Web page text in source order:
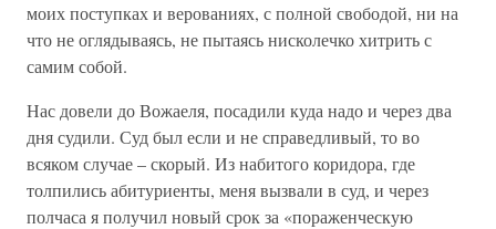
моих поступках и верованиях, с полной свободой, ни на
что не оглядываясь, не пытаясь нисколечко хитрить с
самим собой.
Нас довели до Вожаеля, посадили куда надо и через два
дня судили. Суд был если и не справедливый, то во
всяком случае – скорый. Из набитого коридора, где
толпились абитуриенты, меня вызвали в суд, и через
полчаса я получил новый срок за «пораженческую